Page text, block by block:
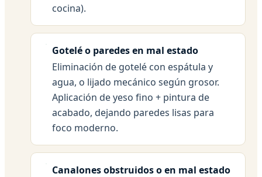
cocina).
Gotelé o paredes en mal estado
Eliminación de gotelé con espátula y
agua, o lijado mecánico según grosor.
Aplicación de yeso fino + pintura de
acabado, dejando paredes lisas para
foco moderno.
Canalones obstruidos o en mal estado